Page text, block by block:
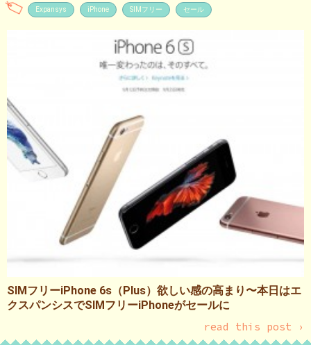
Expansys iPhone SIMフリー セール
SIMフリーiPhone 6s（Plus）欲しい感の高まり〜本日はエ
クスパンシスでSIMフリーiPhoneがセールに
read this post ›